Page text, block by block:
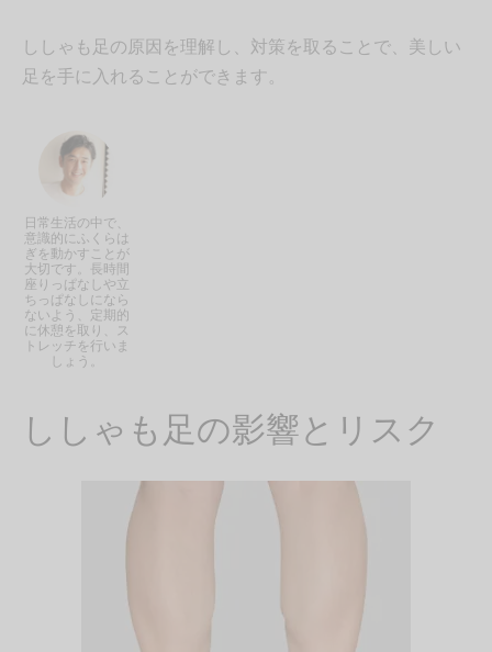
ししゃも足の原因を理解し、対策を取ることで、美しい
足を手に入れることができます。
日常生活の中で、
意識的にふくらは
ぎを動かすことが
大切です。長時間
座りっぱなしや立
ちっぱなしになら
ないよう、定期的
に休憩を取り、ス
トレッチを行いま
しょう。
ししゃも足の影響とリスク